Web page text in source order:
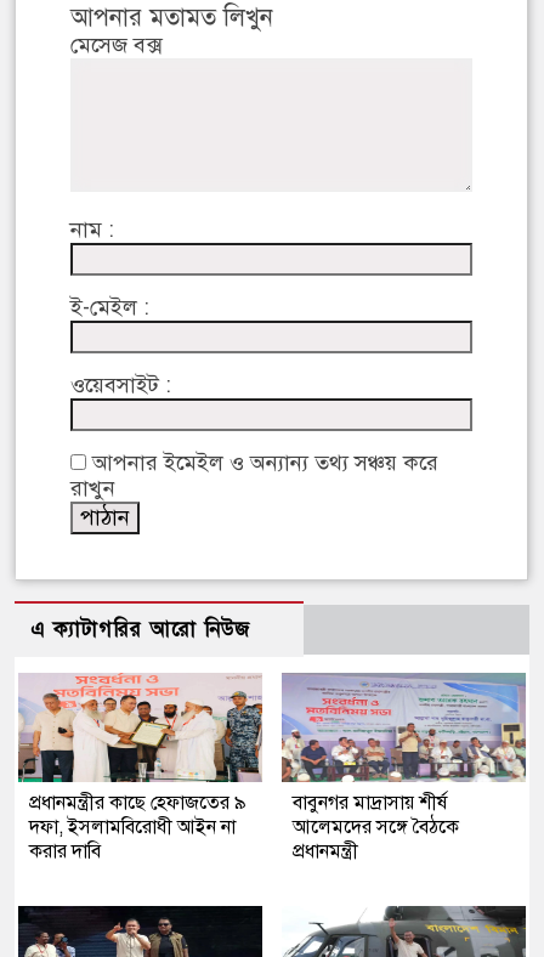
আপনার মতামত লিখুন
মেসেজ বক্স
নাম :
ই-মেইল :
ওয়েবসাইট :
আপনার ইমেইল ও অন্যান্য তথ্য সঞ্চয় করে
রাখুন
এ ক্যাটাগরির আরো নিউজ
প্রধানমন্ত্রীর কাছে হেফাজতের ৯
দফা, ইসলামবিরোধী আইন না
করার দাবি
বাবুনগর মাদ্রাসায় শীর্ষ
আলেমদের সঙ্গে বৈঠকে
প্রধানমন্ত্রী